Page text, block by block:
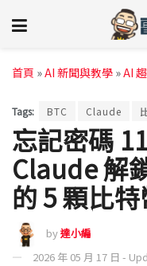
首頁 »AI 新聞與教學 »AI
Tags: BTC Claude
忘記密碼
Claude 解
的 5 顆比
by達小編
2026 年 05 月 17 日 -